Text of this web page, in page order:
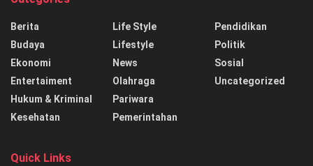
Berita
Budaya
Ekonomi
Entertaiment
Hukum & Kriminal
Kesehatan
Life Style
Lifestyle
News
Olahraga
Pariwara
Pemerintahan
Pendidikan
Politik
Sosial
Uncategorized
Quick Links